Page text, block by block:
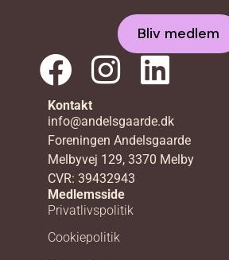
Bliv medlem
Kontakt
info@andelsgaarde.dk
Foreningen Andelsgaarde
Melbyvej 129, 3370 Melby
CVR: 39432943
Medlemsside
Privatlivspolitik
Cookiepolitik